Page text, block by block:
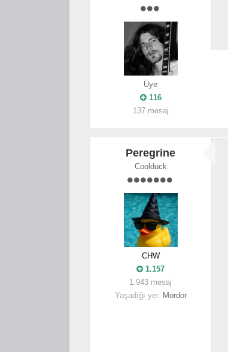
Üye
116
137 mesaj
Peregrine
Coolduck
CHW
1.157
1.943 mesaj
Yaşadığı yer Mordor